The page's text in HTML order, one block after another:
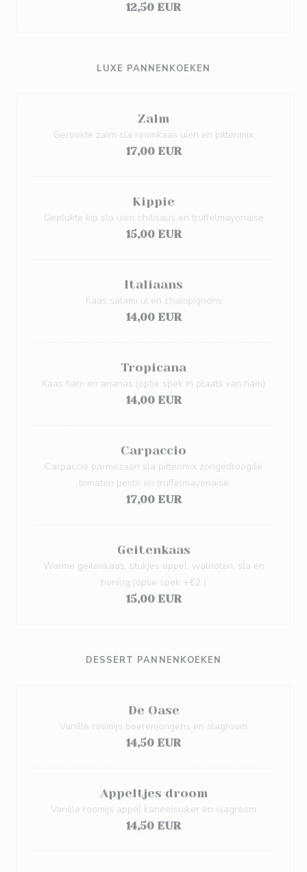
12,50 EUR
LUXE PANNENKOEKEN
Zalm
Gerookte zalm sla roomkaas uien en pittenmix
17,00 EUR
Kippie
Geplukte kip sla uien chilisaus en truffelmayonaise
15,00 EUR
Italiaans
Kaas salami ui en champignons
14,00 EUR
Tropicana
Kaas ham en ananas (optie spek in plaats van ham)
14,00 EUR
Carpaccio
Carpaccio parmezaan sla pittenmix zongedroogde
tomaten pesto en truffelmayonaise
17,00 EUR
Geitenkaas
Warme geitenkaas, stukjes appel, walnoten, sla en
honing (optie spek +€2 )
15,00 EUR
DESSERT PANNENKOEKEN
De Oase
Vanille roomijs boerenjongens en slagroom
14,50 EUR
Appeltjes droom
Vanille roomijs appel kaneelsuiker en slagroom
14,50 EUR